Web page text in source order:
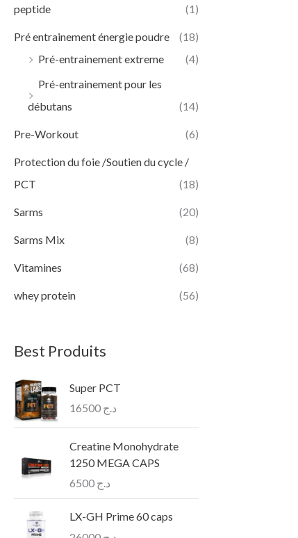
peptide (1)
Pré entrainement énergie poudre
(18)
Pré-entrainement extreme
(4)
Pré-entrainement pour les
débutans
(14)
Pre-Workout (6)
Protection du foie /Soutien du cycle /
PCT
(18)
Sarms (20)
Sarms Mix (8)
Vitamines (68)
whey protein (56)
Best Produits
Super PCT
د.ج
Creatine Monohydrate
1250 MEGA CAPS
د.ج
LX-GH Prime 60 caps